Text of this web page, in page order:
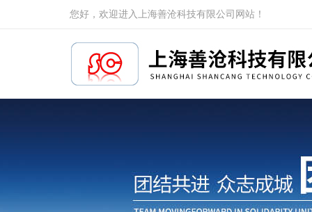
您好，欢迎进入上海善沧科技有限公司网站！